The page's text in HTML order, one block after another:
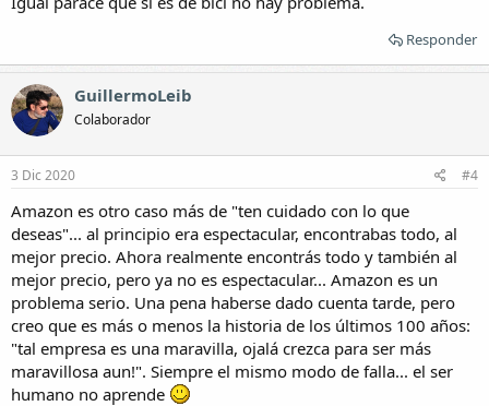
Responder
GuillermoLeib
Colaborador
3 Dic 2020 #4
Amazon es otro caso más de "ten cuidado con lo que
deseas"... al principio era espectacular, encontrabas todo, al
mejor precio. Ahora realmente encontrás todo y también al
mejor precio, pero ya no es espectacular... Amazon es un
problema serio. Una pena haberse dado cuenta tarde, pero
creo que es más o menos la historia de los últimos 100 años:
"tal empresa es una maravilla, ojalá crezca para ser más
maravillosa aun!". Siempre el mismo modo de falla... el ser
humano no aprende